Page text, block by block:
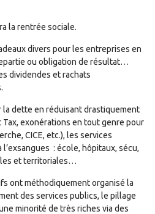
la rentrée sociale.
divers pour les entreprises en
ou obligation de résultat…
dividendes et rachats
la dette en réduisant drastiquement
Tax, exonérations en tout genre pour
CICE, etc.), les services
exsangues : école, hôpitaux, sécu,
et territoriales…
ont méthodiquement organisé la
des services publics, le pillage
minorité de très riches via des